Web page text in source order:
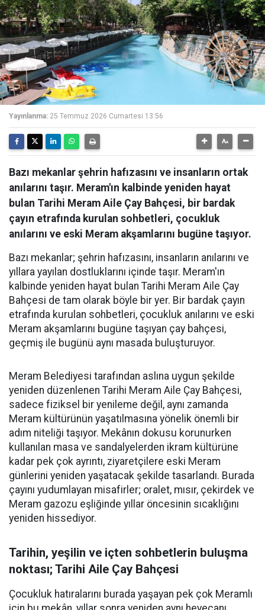
Yayınlanma: 25 Temmuz 2026 Cumartesi 13:56
Bazı mekanlar şehrin hafızasını ve insanların ortak
anılarını taşır. Meram'ın kalbinde yeniden hayat
bulan Tarihi Meram Aile Çay Bahçesi, bir bardak
çayın etrafında kurulan sohbetleri, çocukluk
anılarını ve eski Meram akşamlarını bugüne taşıyor.
Bazı mekanlar; şehrin hafızasını, insanların anılarını ve
yıllara yayılan dostluklarını içinde taşır. Meram'ın
kalbinde yeniden hayat bulan Tarihi Meram Aile Çay
Bahçesi de tam olarak böyle bir yer. Bir bardak çayın
etrafında kurulan sohbetleri, çocukluk anılarını ve eski
Meram akşamlarını bugüne taşıyan çay bahçesi,
geçmiş ile bugünü aynı masada buluşturuyor.
Meram Belediyesi tarafından aslına uygun şekilde
yeniden düzenlenen Tarihi Meram Aile Çay Bahçesi,
sadece fiziksel bir yenileme değil, aynı zamanda
Meram kültürünün yaşatılmasına yönelik önemli bir
adım niteliği taşıyor. Mekânın dokusu korunurken
kullanılan masa ve sandalyelerden ikram kültürüne
kadar pek çok ayrıntı, ziyaretçilere eski Meram
günlerini yeniden yaşatacak şekilde tasarlandı. Burada
çayını yudumlayan misafirler; oralet, mısır, çekirdek ve
Meram gazozu eşliğinde yıllar öncesinin sıcaklığını
yeniden hissediyor.
Tarihin, yeşilin ve içten sohbetlerin buluşma
noktası; Tarihi Aile Çay Bahçesi
Çocukluk hatıralarını burada yaşayan pek çok Meramlı